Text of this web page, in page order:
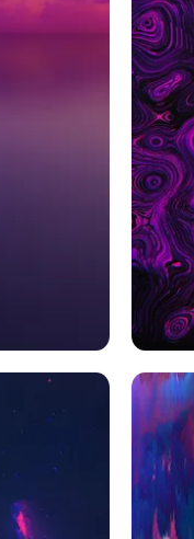
クラウド 紫の